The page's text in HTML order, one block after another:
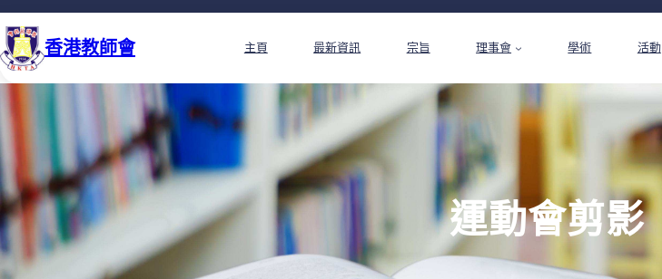
香港教師會 主頁 最新資訊 宗旨 理事會 學術 活動
運動會剪影